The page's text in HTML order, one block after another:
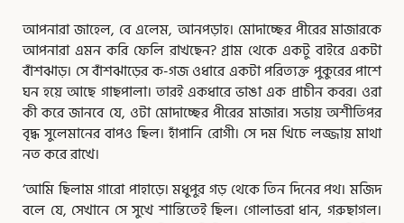
আপনারা জাহেল, বে এলেম, আনপড়াহ। মোদাচ্ছের পীরের মাজারকে
আপনারা এমন করি ফেলি রাখছেন? গ্রাম থেকে একটু বাইরে একটা
বাঁশঝাড়। সে বাঁশঝাড়ের ক-গজ ওধারে একটা পরিত্যক্ত পুকুরের পাশে
ঘন হয়ে আছে গাছপালা। তারই একধারে ভাঙা এক প্রাচীন কবর। ওরা
কী করে জানবে যে, ওটা মোদাচ্ছের পীরের মাজার। সভায় অশীতিপর
বৃদ্ধ সুলেমানের বাপও ছিল। হাঁপানি রোগী। সে দম খিচে লজ্জায় মাথা
নত করে রাখে।
‘আমি ছিলাম গারো পাহাড়ে। মধুপুর গড় থেকে তিন দিনের পথ। মজিদ
বলে যে, সেখানে সে সুখে শান্তিতেই ছিল। গোলাভরা ধান, গরুছাগল।